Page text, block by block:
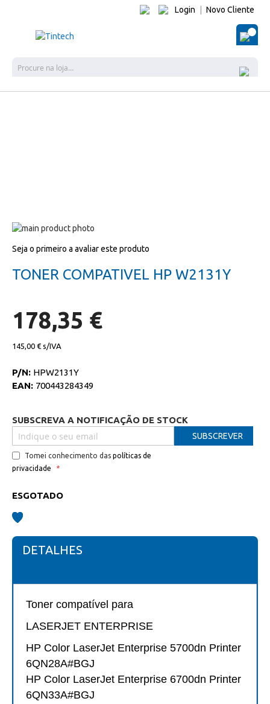
Login Novo Cliente
O
Salte
o
imagens
para
início
de
imagens
Seja o primeiro a avaliar este produto
TONER COMPATIVEL HP W2131Y
178,35 €
145,00 €
P/N: HPW2131Y
EAN: 700443284349
SUBSCREVA A NOTIFICAÇÃO DE STOCK
Tomei conhecimento das políticas de
privacidade
SUBSCREVER
ESGOTADO
DETALHES
Toner compatível para
LASERJET ENTERPRISE
HP Color LaserJet Enterprise 5700dn Printer
6QN28A#BGJ
HP Color LaserJet Enterprise 6700dn Printer
6QN33A#BGJ